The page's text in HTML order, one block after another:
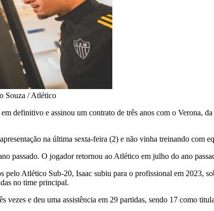
Souza / Atlético
definitivo e assinou um contrato de três anos com o Verona,
na última sexta-feira (2) e não vinha treinando com
passado. O jogador retornou ao Atlético em julho do ano
pelo Atlético Sub-20, Isaac subiu para o profissional em 2023,
no time principal.
vezes e deu uma assistência em 29 partidas, sendo 17 como